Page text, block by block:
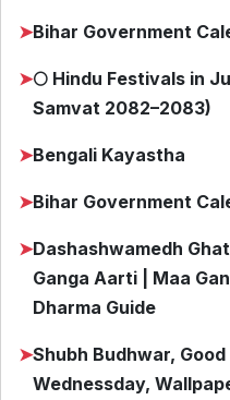
➤Bihar Government
➤🌕 Hindu Festivals in
Samvat 2082–2083)
➤Bengali Kayastha
➤Bihar Government
➤Dashashwamedh
Ganga Aarti | Maa
Dharma Guide
➤Shubh Budhwar,
Wednessday,